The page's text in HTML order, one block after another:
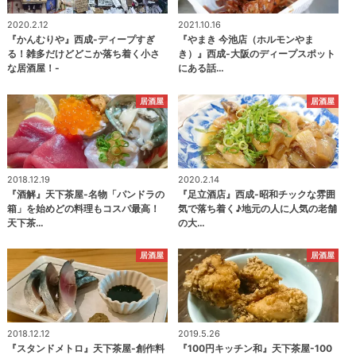
2020.2.12
『かんむりや』西成-ディープすぎ
る！雑多だけどどこか落ち着く小さ
な居酒屋！-
2021.10.16
『やまき 今池店（ホルモンやま
き）』西成-大阪のディープスポット
にある話…
居酒屋
2018.12.19
『酒解』天下茶屋-名物「パンドラの
箱」を始めどの料理もコスパ最高！
天下茶…
居酒屋
2020.2.14
『足立酒店』西成-昭和チックな雰囲
気で落ち着く♪地元の人に人気の老舗
の大…
居酒屋
2018.12.12
『スタンドメトロ』天下茶屋-創作料
居酒屋
2019.5.26
『100円キッチン和』天下茶屋-100